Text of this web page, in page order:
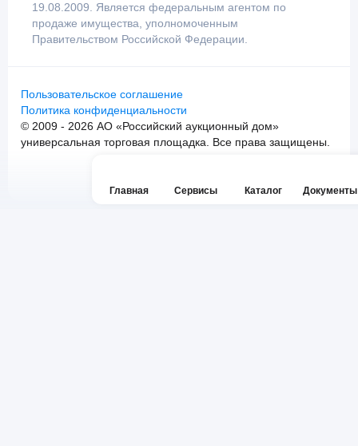
Главная Сервисы Каталог Документы
19.08.2009. Является федеральным агентом по
продаже имущества, уполномоченным
Правительством Российской Федерации.
Пользовательское соглашение
Политика конфиденциальности
© 2009 - 2026 АО «Российский аукционный дом»
универсальная торговая площадка. Все права защищены.